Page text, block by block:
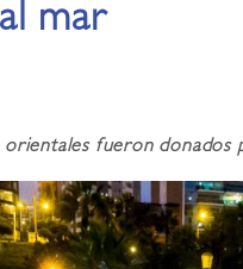
mar
fueron donados